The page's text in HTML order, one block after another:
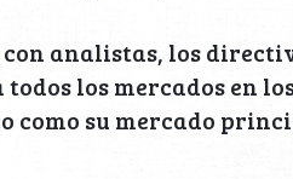
analistas, los
los mercados en
como su mercado